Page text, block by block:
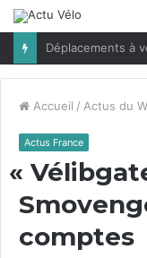
Accueil / Actus du
Actus France
«
comptes